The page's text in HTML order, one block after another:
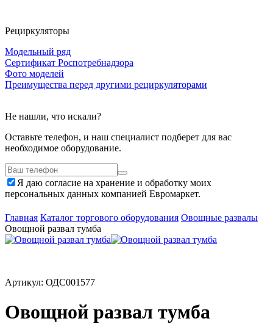
Рециркуляторы
Модельный ряд
Сертификат Роспотребнадзора
Фото моделей
Преимущества перед другими рециркуляторами
Не нашли, что искали?
Оставьте телефон, и наш специалист подберет для вас
необходимое оборудование.
Я даю согласие на хранение и обработку моих
персональных данных компанией Евромаркет.
Главная Каталог торгового оборудования Овощные развалы
Овощной развал тумба
Артикул: ОДС001577
Овощной развал тумба